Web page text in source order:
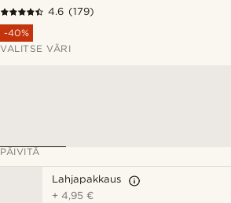
4.6 (179)
-40%
VALITSE VÄRI
PÄIVITÄ
Lahjapakkaus
+4,95 €